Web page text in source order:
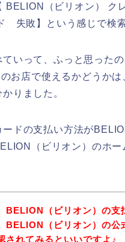
（ビリオン） ク
失敗】という感じで検
いって、ふっと思った
お店で使えるかどうか
りました。
ドの支払い方法が
（ビリオン）のホ
BELION（ビリオン）の支
BELION（ビリオン）の公
されてみるといいですよ♪